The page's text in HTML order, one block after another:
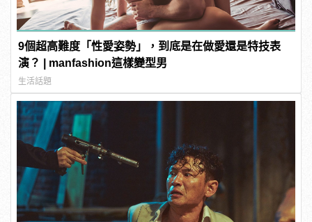
9個超高難度「性愛姿勢」，到底是在做愛還是特技表
演？ | manfashion這樣變型男
生活話題